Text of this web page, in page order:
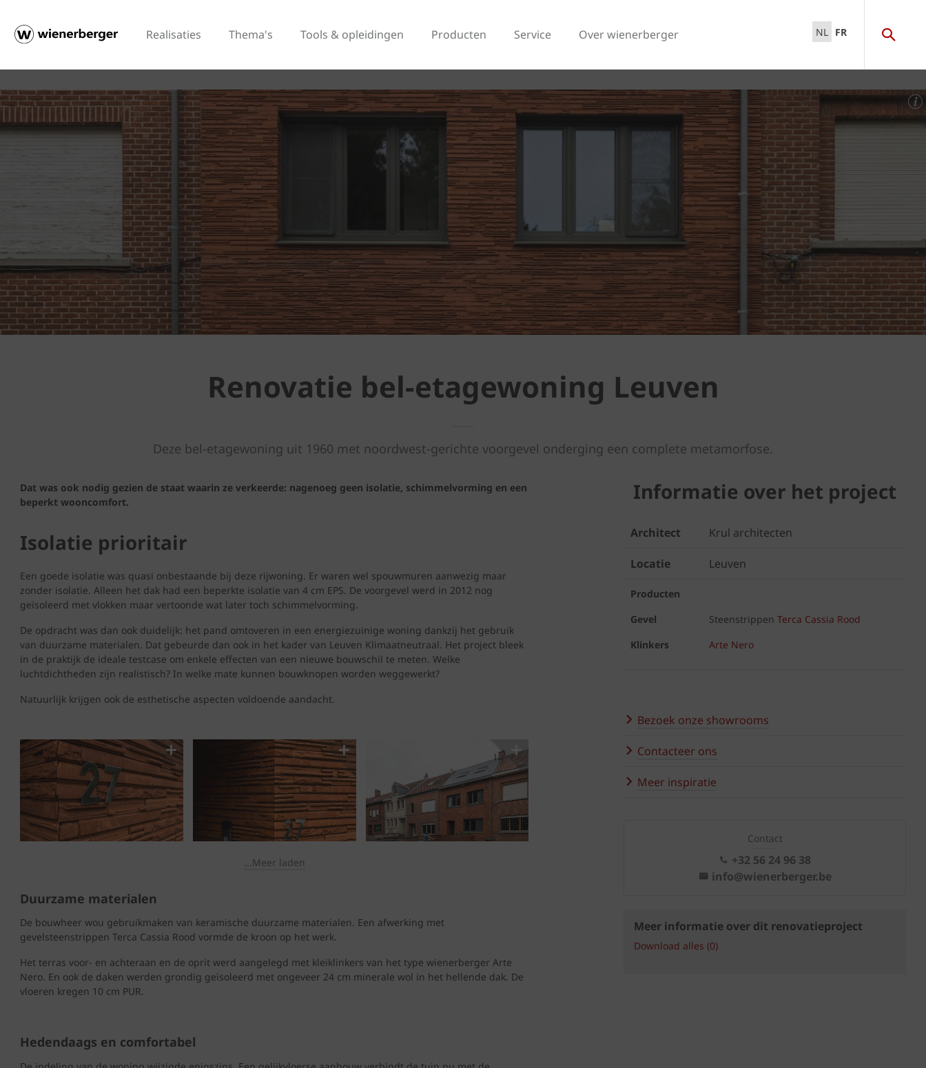
Realisaties Thema's Tools & opleidingen Producten Service Over wienerberger NL FR
Renovatie bel-etagewoning Leuven
Deze bel-etagewoning uit 1960 met noordwest-gerichte voorgevel onderging een complete metamorfose.
Dat was ook nodig gezien de staat waarin ze verkeerde: nagenoeg geen isolatie, schimmelvorming en een
beperkt wooncomfort.
Isolatie prioritair
Een goede isolatie was quasi onbestaande bij deze rijwoning. Er waren wel spouwmuren aanwezig maar
zonder isolatie. Alleen het dak had een beperkte isolatie van 4 cm EPS. De voorgevel werd in 2012 nog
geïsoleerd met vlokken maar vertoonde wat later toch schimmelvorming.
De opdracht was dan ook duidelijk: het pand omtoveren in een energiezuinige woning dankzij het gebruik
van duurzame materialen. Dat gebeurde dan ook in het kader van Leuven Klimaatneutraal. Het project bleek
in de praktijk de ideale testcase om enkele effecten van een nieuwe bouwschil te meten. Welke
luchtdichtheden zijn realistisch? In welke mate kunnen bouwknopen worden weggewerkt?
Natuurlijk krijgen ook de esthetische aspecten voldoende aandacht.
...Meer laden
Duurzame materialen
De bouwheer wou gebruikmaken van keramische duurzame materialen. Een afwerking met
gevelsteenstrippen Terca Cassia Rood vormde de kroon op het werk.
Het terras voor- en achteraan en de oprit werd aangelegd met kleiklinkers van het type wienerberger Arte
Nero. En ook de daken werden grondig geïsoleerd met ongeveer 24 cm minerale wol in het hellende dak. De
vloeren kregen 10 cm PUR.
Hedendaags en comfortabel
Informatie over het project
Architect Krul architecten
Locatie Leuven
Producten
Gevel
Klinkers
Steenstrippen Terca Cassia Rood
Arte Nero
Bezoek onze showrooms
Contacteer ons
Meer inspiratie
Contact
+32 56 24 96 38
info@wienerberger.be
Meer informatie over dit renovatieproject
Download alles (0)